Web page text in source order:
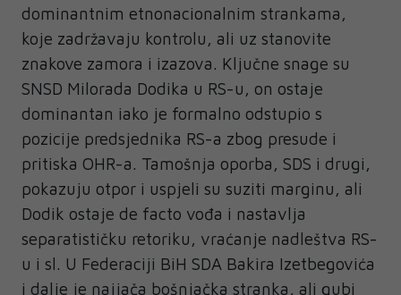
dominantnim etnonacionalnim strankama,
koje zadržavaju kontrolu, ali uz stanovite
znakove zamora i izazova. Ključne snage su
SNSD Milorada Dodika u RS-u, on ostaje
dominantan iako je formalno odstupio s
pozicije predsjednika RS-a zbog presude i
pritiska OHR-a. Tamošnja oporba, SDS i drugi,
pokazuju otpor i uspjeli su suziti marginu, ali
Dodik ostaje de facto vođa i nastavlja
separatističku retoriku, vraćanje nadleštva RS-
u i sl. U Federaciji BiH SDA Bakira Izetbegovića
i dalje je najjača bošnjačka stranka, ali gubi